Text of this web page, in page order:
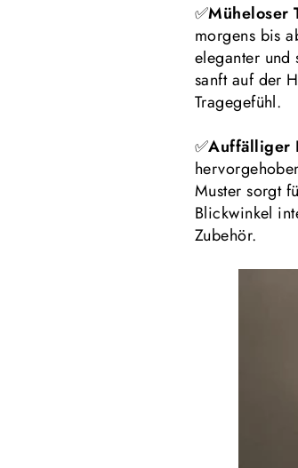
✅Müheloser
morgens bis
eleganter und
sanft auf der
Tragegefühl.
✅Auffälliger
Muster sorgt
Blickwinkel
Zubehör.